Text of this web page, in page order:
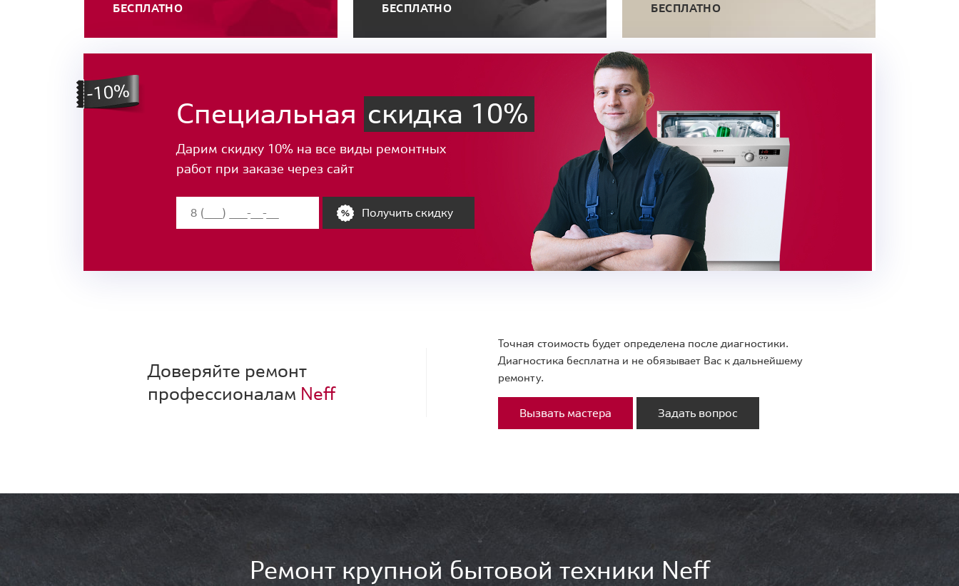
БЕСПЛАТНО БЕСПЛАТНО БЕСПЛАТНО
Специальная скидка 10%
Дарим скидку 10% на все виды ремонтных
работ при заказе через сайт
Получить скидку
Доверяйте ремонт
профессионалам Neff
Точная стоимость будет определена после диагностики.
Диагностика бесплатна и не обязывает Вас к дальнейшему
ремонту.
Вызвать мастера Задать вопрос
Ремонт крупной бытовой техники Neff